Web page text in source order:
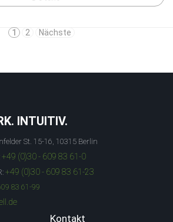
1 2 Nächste
INTUITIV.
St. 15-16, 10315 Berlin
+49 (0)30 - 609 83 61-0
+49 (0)30 - 609 83 61-23
83 61-99
Kontakt